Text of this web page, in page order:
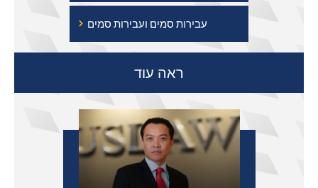
› עבירות סמים ועבירות סמים
ראה עוד